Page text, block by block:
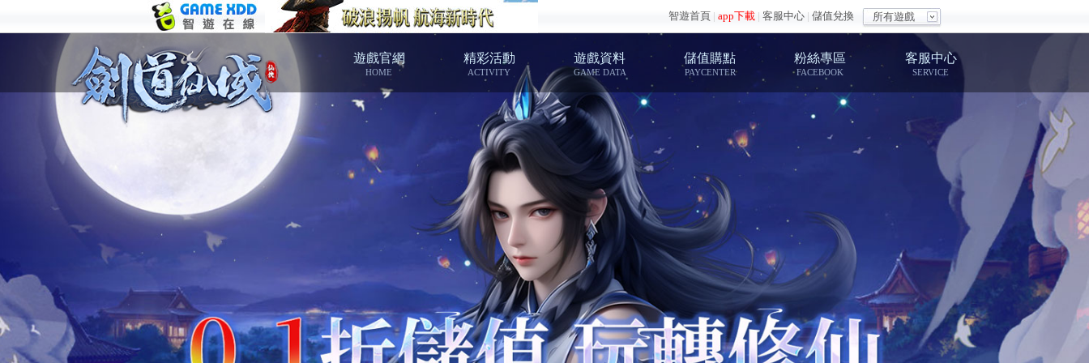
所有遊戲
智遊首頁 | app下載 | 客服中心 | 儲值兌換
遊戲官網
HOME
精彩活動
ACTIVITY
遊戲資料
GAME DATA
儲值購點
PAYCENTER
粉絲專區
FACEBOOK
客服中心
SERVICE